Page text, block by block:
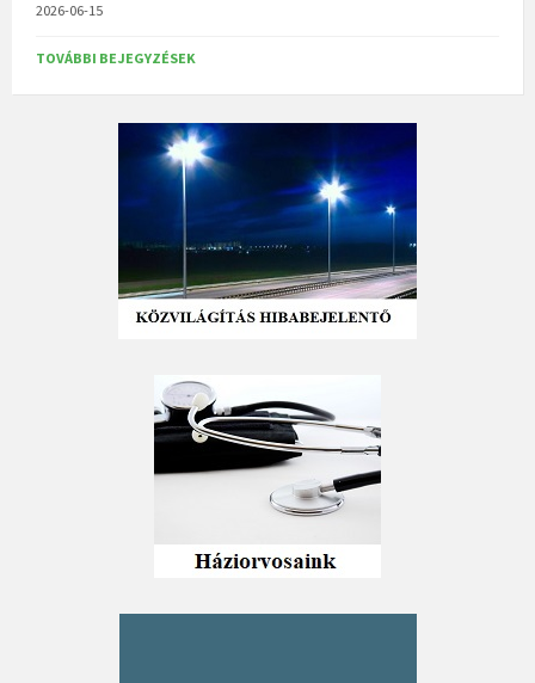
2026-06-15
TOVÁBBI BEJEGYZÉSEK